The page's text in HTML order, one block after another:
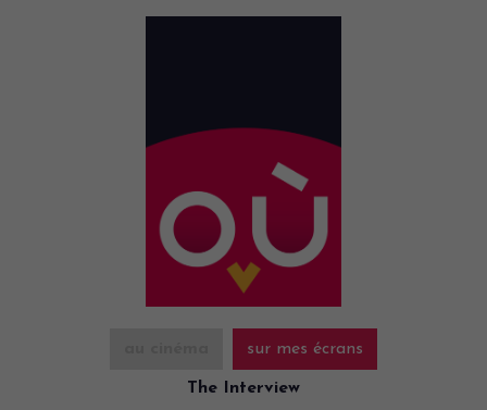
sur mes écrans
The Interview